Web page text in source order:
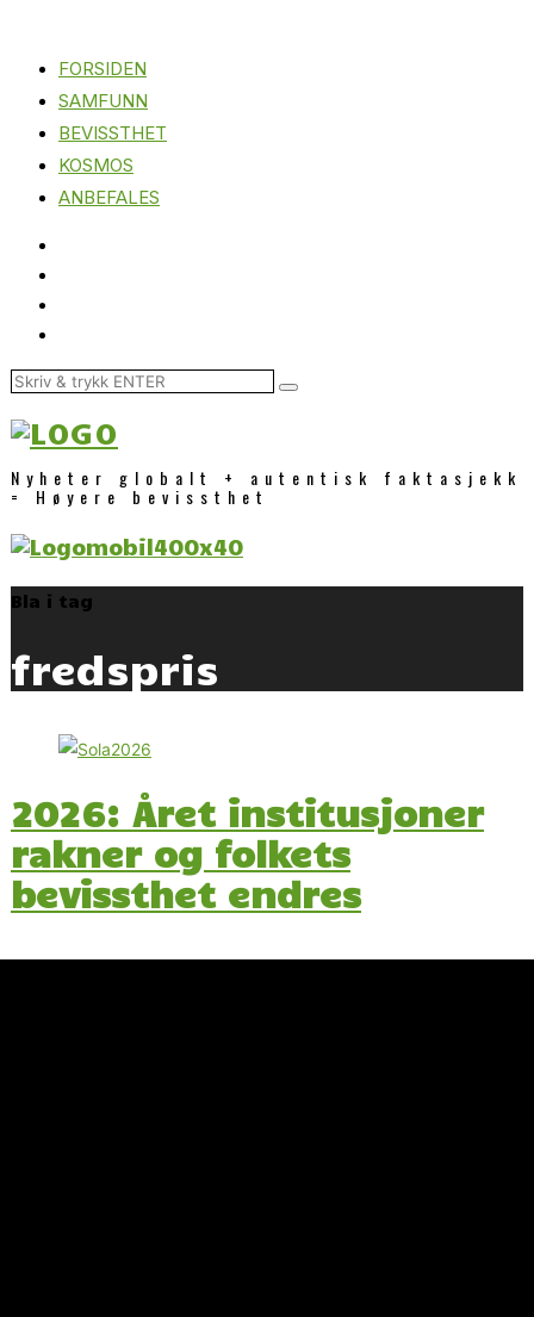
FORSIDEN
SAMFUNN
BEVISSTHET
KOSMOS
ANBEFALES
Nyheter globalt + autentisk faktasjekk
= Høyere bevissthet
Bla i tag
fredspris
2026: Året institusjoner
rakner og folkets
bevissthet endres